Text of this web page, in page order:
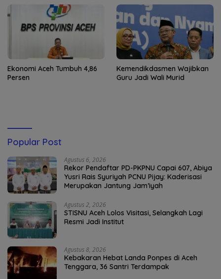
Ekonomi Aceh Tumbuh 4,86
Persen
Kemendikdasmen Wajibkan
Guru Jadi Wali Murid
Popular Post
Agustus 6, 2026
Rekor Pendaftar PD-PKPNU Capai 607, Abiya
Yusri Rais Syuriyah PCNU Pijay: Kaderisasi
Merupakan Jantung Jam’iyah
Agustus 2, 2026
STISNU Aceh Lolos Visitasi, Selangkah Lagi
Resmi Jadi Institut
Agustus 8, 2026
Kebakaran Hebat Landa Ponpes di Aceh
Tenggara, 36 Santri Terdampak